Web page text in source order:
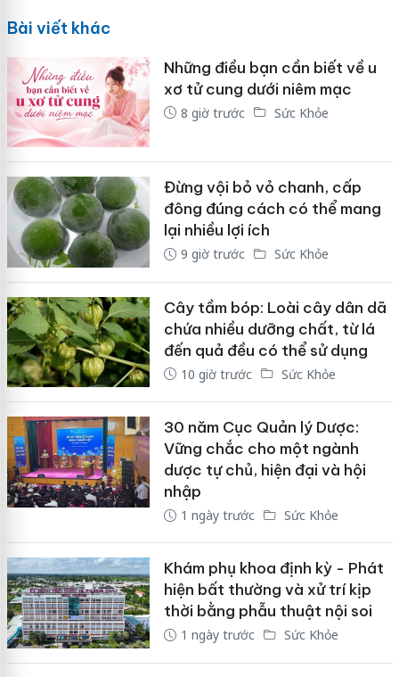
Bài viết khác
Những điều bạn cần biết về u
xơ tử cung dưới niêm mạc
8 giờ trước Sức Khỏe
Đừng vội bỏ vỏ chanh, cấp
đông đúng cách có thể mang
lại nhiều lợi ích
9 giờ trước Sức Khỏe
Cây tầm bóp: Loài cây dân dã
chứa nhiều dưỡng chất, từ lá
đến quả đều có thể sử dụng
10 giờ trước Sức Khỏe
30 năm Cục Quản lý Dược:
Vững chắc cho một ngành
dược tự chủ, hiện đại và hội
nhập
1 ngày trước Sức Khỏe
Khám phụ khoa định kỳ - Phát
hiện bất thường và xử trí kịp
thời bằng phẫu thuật nội soi
1 ngày trước Sức Khỏe